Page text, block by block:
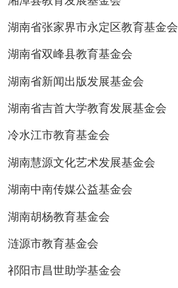
湖南省张家界市永定区教育基金会
湖南省双峰县教育基金会
湖南省新闻出版发展基金会
湖南省吉首大学教育发展基金会
冷水江市教育基金会
湖南慧源文化艺术发展基金会
湖南中南传媒公益基金会
湖南胡杨教育基金会
涟源市教育基金会
祁阳市昌世助学基金会